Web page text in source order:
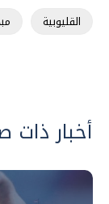
القليوبية
أخبار ذات